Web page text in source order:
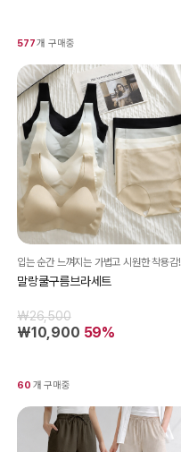
577개 구매중
입는 순간 느껴지는 가볍고 시원한 착용감!
말랑쿨구름브라세트
₩26,500
₩10,900 59%
60 개 구매중